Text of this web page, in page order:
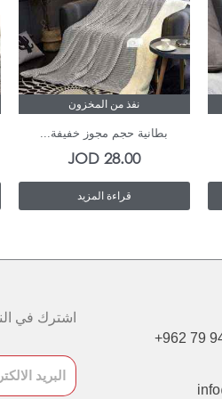
نفذ من المخزون
بطانية حجم مجوز خفيفة...
28.00
JOD
قراءة المزيد
+962 79
اشترك في